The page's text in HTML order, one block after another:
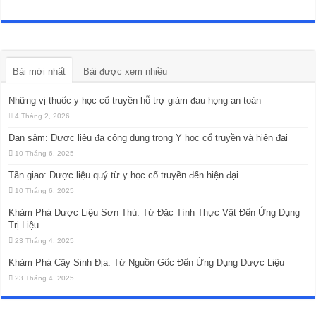
Bài mới nhất Bài được xem nhiều
Những vị thuốc y học cổ truyền hỗ trợ giảm đau họng an toàn
4 Tháng 2, 2026
Đan sâm: Dược liệu đa công dụng trong Y học cổ truyền và hiện đại
10 Tháng 6, 2025
Tần giao: Dược liệu quý từ y học cổ truyền đến hiện đại
10 Tháng 6, 2025
Khám Phá Dược Liệu Sơn Thù: Từ Đặc Tính Thực Vật Đến Ứng Dụng
Trị Liệu
23 Tháng 4, 2025
Khám Phá Cây Sinh Địa: Từ Nguồn Gốc Đến Ứng Dụng Dược Liệu
23 Tháng 4, 2025